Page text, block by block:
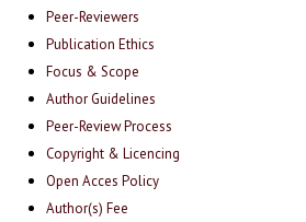
Peer-Reviewers
Publication Ethics
Focus & Scope
Author Guidelines
Peer-Review Process
Copyright & Licencing
Open Acces Policy
Author(s) Fee